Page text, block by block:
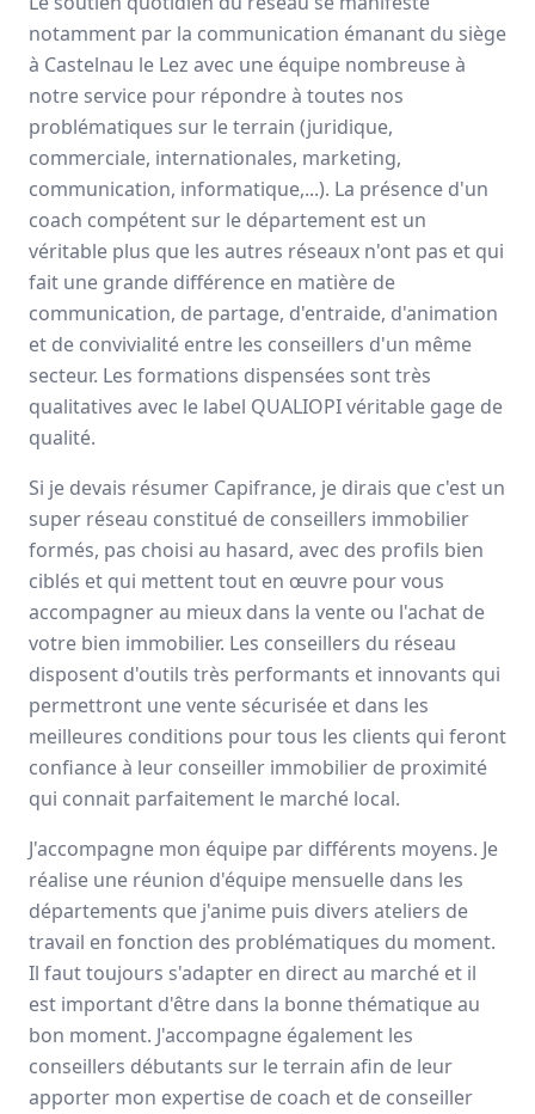
notamment par la communication émanant du siège
à Castelnau le Lez avec une équipe nombreuse à
notre service pour répondre à toutes nos
problématiques sur le terrain (juridique,
commerciale, internationales, marketing,
communication, informatique,...). La présence d'un
coach compétent sur le département est un
véritable plus que les autres réseaux n'ont pas et qui
fait une grande différence en matière de
communication, de partage, d'entraide, d'animation
et de convivialité entre les conseillers d'un même
secteur. Les formations dispensées sont très
qualitatives avec le label QUALIOPI véritable gage de
qualité.
Si je devais résumer Capifrance, je dirais que c'est un
super réseau constitué de conseillers immobilier
formés, pas choisi au hasard, avec des profils bien
ciblés et qui mettent tout en œuvre pour vous
accompagner au mieux dans la vente ou l'achat de
votre bien immobilier. Les conseillers du réseau
disposent d'outils très performants et innovants qui
permettront une vente sécurisée et dans les
meilleures conditions pour tous les clients qui feront
confiance à leur conseiller immobilier de proximité
qui connait parfaitement le marché local.
J'accompagne mon équipe par différents moyens. Je
réalise une réunion d'équipe mensuelle dans les
départements que j'anime puis divers ateliers de
travail en fonction des problématiques du moment.
Il faut toujours s'adapter en direct au marché et il
est important d'être dans la bonne thématique au
bon moment. J'accompagne également les
conseillers débutants sur le terrain afin de leur
apporter mon expertise de coach et de conseiller
Lire son témoignage
AnnieDUBUC
Conseiller immobilier-HOUPPEVILLE
Ce qui me passionne
particulièrement dans mon métier
de conseiller immobilier, c'est accompagner mes ...
Indépendance Outils performants Formation
Lire son témoignage
Chaque jour, je bénéficie du
soutien précieux du réseau à l'aide
de formations régulières, d'outils performants, ...
Diversification Liberté Formation +5
Lire son témoignage
Jean-ChristopheBICHAUD
Conseiller immobilier-GRIGNY
conseiller immobilier que je
préfère est la liberté professionnelle, mes ...
Outils performants
AndréERDOS
Conseiller immobilier -TOURLAVILLE